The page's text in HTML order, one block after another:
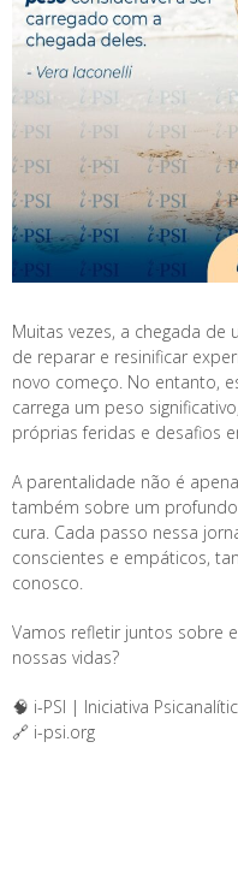
Muitas vezes, a chegada de
de reparar e resinificar
novo começo. No entanto,
carrega um peso
próprias feridas e desafios
A parentalidade não é
também sobre um
cura. Cada passo nessa
conscientes e empáticos,
conosco.
Vamos refletir juntos sobre
nossas vidas?
🧠 i-PSI | Iniciativa
🔗 i-psi.org